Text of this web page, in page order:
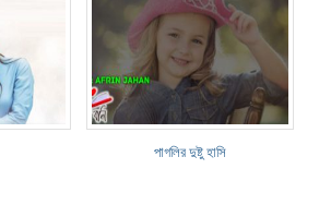
পাগলির দুষ্টু হাসি